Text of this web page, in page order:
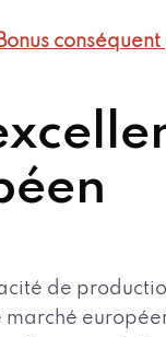
Bonus
de
marché